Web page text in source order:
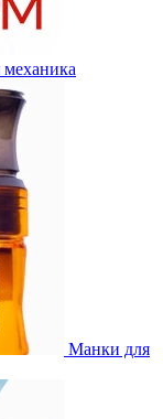
Манки для